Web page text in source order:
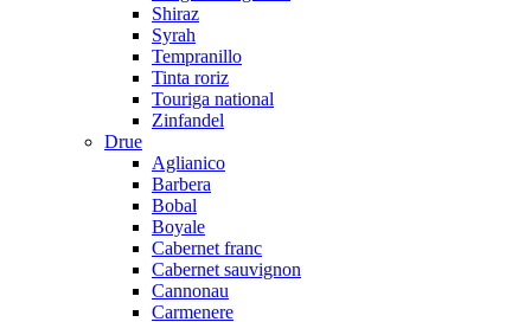
Shiraz
Syrah
Tempranillo
Tinta roriz
Touriga national
Zinfandel
Drue
Aglianico
Barbera
Bobal
Boyale
Cabernet franc
Cabernet sauvignon
Cannonau
Carmenere